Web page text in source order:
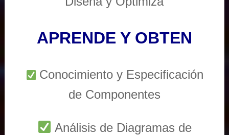
APRENDE Y OBTEN
Conocimiento y Especificación
de Componentes
Análisis de Diagramas de